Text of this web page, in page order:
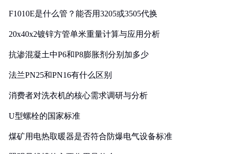
F1010E是什么管？能否用3205或3505代换
20x40x2镀锌方管单米重量计算与应用分析
抗渗混凝土中P6和P8膨胀剂分别加多少
法兰PN25和PN16有什么区别
消费者对洗衣机的核心需求调研与分析
U型螺栓的国家标准
煤矿用电热取暖器是否符合防爆电气设备标准